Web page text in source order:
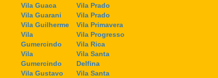
Vila Guaca
Vila Guarani
Vila Guilherme
Vila
Gumercindo
Vila
Gumercindo
Vila Gustavo
Vila Prado
Vila Prado
Vila Primavera
Vila Progresso
Vila Rica
Vila Santa
Delfina
Vila Santa